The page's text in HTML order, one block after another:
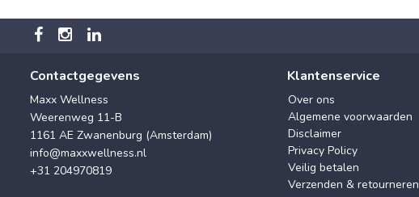
Contactgegevens
Maxx Wellness
Weerenweg 11-B
1161 AE Zwanenburg (Amsterdam)
info@maxxwellness.nl
+31 204970819
Klantenservice
Over ons
Algemene voorwaarden
Disclaimer
Privacy Policy
Veilig betalen
Verzenden & retourneren